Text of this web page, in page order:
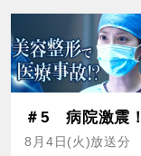
＃5 病院激震
8月4日(火)放送分